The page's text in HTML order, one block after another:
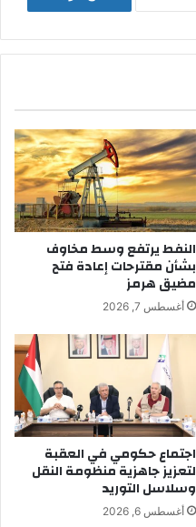
النفط يرتفع وسط مخاوف
بشأن مقترحات إعادة فتح
مضيق هرمز
أغسطس 7, 2026
اجتماع حكومي في العقبة
لتعزيز جاهزية منظومة النقل
وسلاسل التوريد
أغسطس 6, 2026